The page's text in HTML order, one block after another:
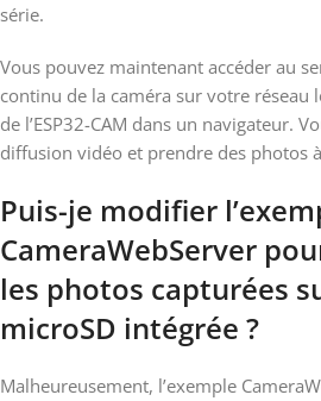
série.
Vous pouvez maintenant accéder au
continu de la caméra sur votre réseau
de l’ESP32-CAM dans un navigateur.
diffusion vidéo et prendre des photos à
Puis-je modifier
CameraWebServer
les photos capturées
microSD intégrée ?
Malheureusement, l’exemple